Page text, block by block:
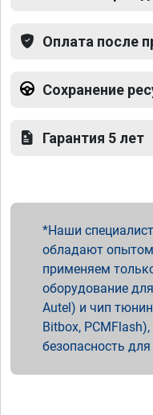
Оплата после
Сохранение
Гарантия 5 лет
Наши
обладают
применяем
оборудование
Autel) и чип
Bitbox,
безопасность